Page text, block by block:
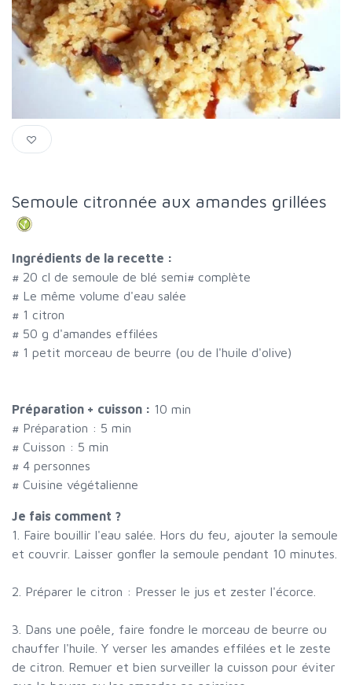
Semoule citronnée aux amandes grillées
Ingrédients de la recette :
# 20 cl de semoule de blé semi# complète
# Le même volume d'eau salée
# 1 citron
# 50 g d'amandes effilées
# 1 petit morceau de beurre (ou de l'huile d'olive)
Préparation + cuisson : 10 min
# Préparation : 5 min
# Cuisson : 5 min
# 4 personnes
# Cuisine végétalienne
Je fais comment ?
1. Faire bouillir l'eau salée. Hors du feu, ajouter la semoule
et couvrir. Laisser gonfler la semoule pendant 10 minutes.
2. Préparer le citron : Presser le jus et zester l'écorce.
3. Dans une poêle, faire fondre le morceau de beurre ou
chauffer l'huile. Y verser les amandes effilées et le zeste
de citron. Remuer et bien surveiller la cuisson pour éviter